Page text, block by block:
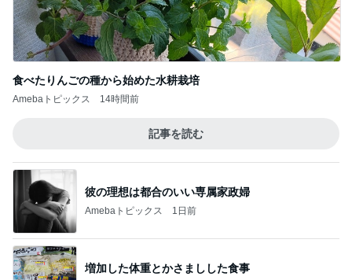
食べたりんごの種から始めた水耕栽培
Amebaトピックス 14時間前
記事を読む
彼の理想は都合のいい専属家政婦
Amebaトピックス 1日前
増加した体重とかさましした食事